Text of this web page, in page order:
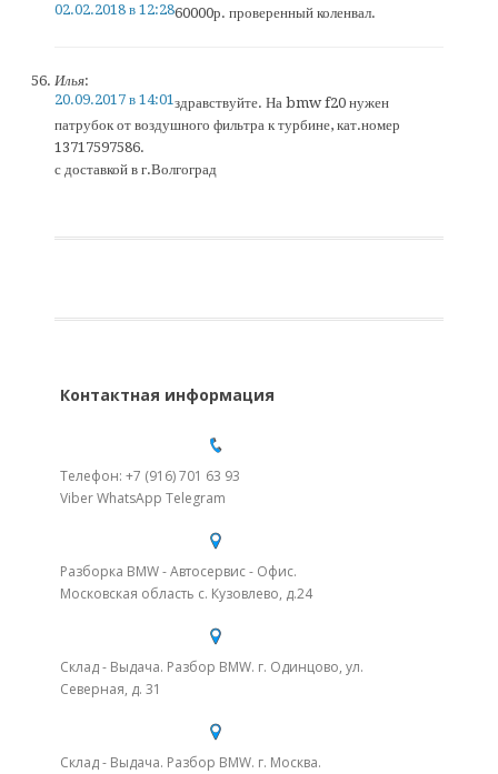
02.02.2018 в 12:2860000р. проверенный коленвал.
Илья:
20.09.2017 в 14:01здравствуйте. На bmw f20 нужен
патрубок от воздушного фильтра к турбине, кат.номер
13717597586.
с доставкой в г.Волгоград
Контактная информация
Телефон: +7 (916) 701 63 93
Viber WhatsApp Telegram
Разборка BMW - Автосервис - Офис.
Московская область с. Кузовлево, д.24
Склад - Выдача. Разбор BMW. г. Одинцово, ул.
Северная, д. 31
Склад - Выдача. Разбор BMW. г. Москва.